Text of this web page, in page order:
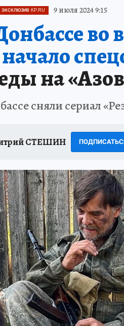
ИСПЫТАНО НА СЕБЕ
ЭКСКЛЮЗИВ KP.RU 9 июля 2024 9:15
во
на
сняли сериал
СТЕШИН